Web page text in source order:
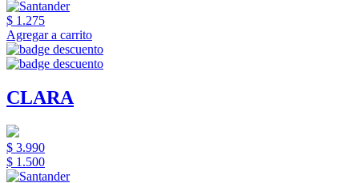
$ 1.275
Agregar a carrito
CLARA
$ 3.990
$ 1.500